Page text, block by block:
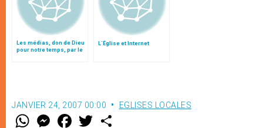
Les médias, don de Dieu
pour notre temps, par le
L´Église et Internet
JANVIER 24, 2007 00:00 EGLISES LOCALES
W M
e
F
a w